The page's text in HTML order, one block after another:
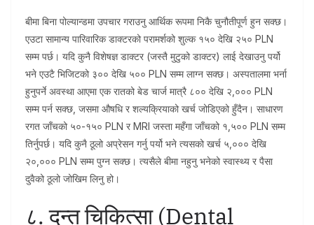
बीमा बिना पोल्यान्डमा उपचार गराउनु आर्थिक रूपमा निकै चुनौतीपूर्ण हुन सक्छ।
एउटा सामान्य पारिवारिक डाक्टरको परामर्शको शुल्क १५० देखि २५० PLN
सम्म पर्छ। यदि कुनै विशेषज्ञ डाक्टर (जस्तै मुटुको डाक्टर) लाई देखाउनु पर्यो
भने एउटै भिजिटको ३०० देखि ५०० PLN सम्म लाग्न सक्छ। अस्पतालमा भर्ना
हुनुपर्ने अवस्था आएमा एक रातको बेड चार्ज मात्रै ८०० देखि २,००० PLN
सम्म पर्न सक्छ, जसमा औषधि र शल्यक्रियाको खर्च जोडिएको हुँदैन। साधारण
रगत जाँचको ५०-१५० PLN र MRI जस्ता महँगा जाँचको १,५०० PLN सम्म
तिर्नुपर्छ। यदि कुनै ठूलो अप्रेसन गर्नु पर्यो भने त्यसको खर्च ५,००० देखि
२०,००० PLN सम्म पुग्न सक्छ। त्यसैले बीमा नहुनु भनेको स्वास्थ्य र पैसा
दुवैको ठूलो जोखिम लिनु हो।
८. दन्त चिकित्सा (Dental